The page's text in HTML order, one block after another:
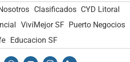
Clasificados CYD Litoral
VivíMejor SF Puerto Negocios
Educacion SF